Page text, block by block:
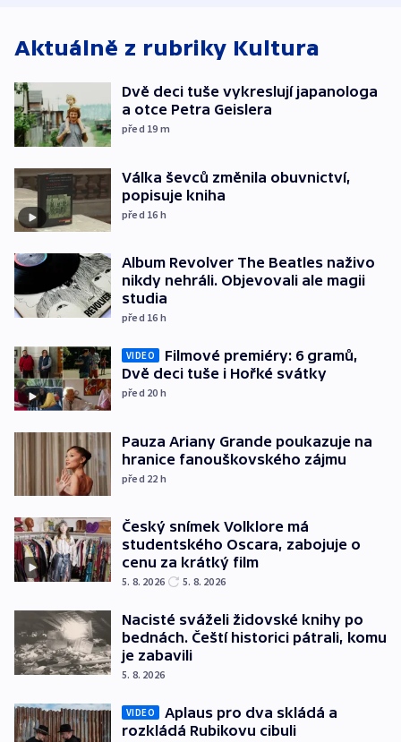
Aktuálně z rubriky Kultura
Dvě deci tuše vykreslují japanologa
a otce Petra Geislera
před 19 m
Válka ševců změnila obuvnictví,
popisuje kniha
před 16 h
Album Revolver The Beatles naživo
nikdy nehráli. Objevovali ale magii
studia
před 16 h
VIDEO
Filmové premiéry: 6 gramů,
Dvě deci tuše i Hořké svátky
před 20 h
Pauza Ariany Grande poukazuje na
hranice fanouškovského zájmu
před 22 h
Český snímek Volklore má
studentského Oscara, zabojuje o
cenu za krátký film
5. 8. 2026 5. 8. 2026
Nacisté sváželi židovské knihy po
bednách. Čeští historici pátrali, komu
je zabavili
5. 8. 2026
VIDEO
Aplaus pro dva skládá a
rozkládá Rubikovu cibuli